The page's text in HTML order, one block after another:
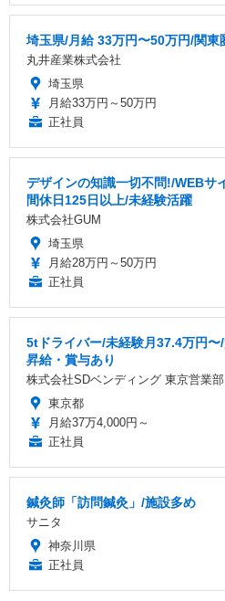
埼玉県/月給 33万円〜50万円/関
丸井産業株式会社
埼玉県
月給33万円～50万円
正社員
デザインの知識一切不問!/WEBサ
間休日125日以上/未経験活躍
株式会社GUM
埼玉県
月給28万円～50万円
正社員
5tドライバー/未経験月37.4万円
昇給・賞与あり
株式会社SDベンディング 東京営業部
東京都
月給37万4,000円～
正社員
鍼灸師「訪問鍼灸」/施設多め
サニタ
神奈川県
正社員